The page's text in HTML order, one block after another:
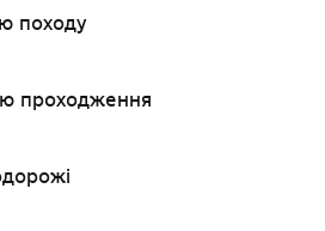
походу
проходження